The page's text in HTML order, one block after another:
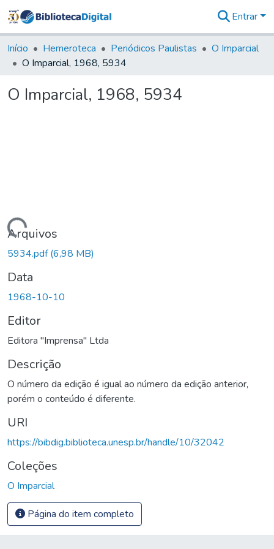
&
Coleções
Tudo na
Digital
Entrar
Início Hemeroteca Periódicos Paulistas
O Imparcial
O Imparcial, 1968, 5934
O Imparcial, 1968, 5934
Carregando...
Arquivos
5934.pdf(6,98 MB)
Data
1968-10-10
Editor
Editora "Imprensa" Ltda
Descrição
O número da edição é igual ao número da edição anterior,
porém o conteúdo é diferente.
URI
https://bibdig.biblioteca.unesp.br/handle/10/32042
Coleções
O Imparcial
Página do item completo